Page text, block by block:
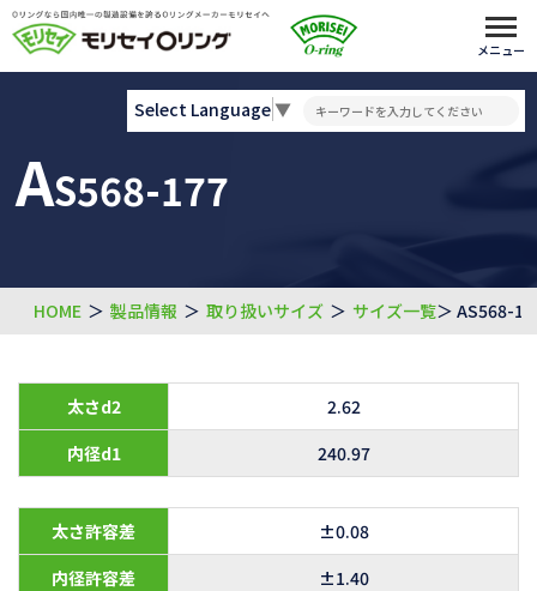
メニュー
AS568-177
Select Language▼
HOME ＞ 製品情報 ＞ 取り扱いサイズ ＞ サイズ一覧＞ AS568-
太さd2
2.62
内径d1
240.97
太さ許容差
±0.08
内径許容差
±1.40